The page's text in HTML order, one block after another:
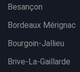
Besançon
Bordeaux Mérignac
Bourgoin-Jallieu
Brive-La-Gaillarde